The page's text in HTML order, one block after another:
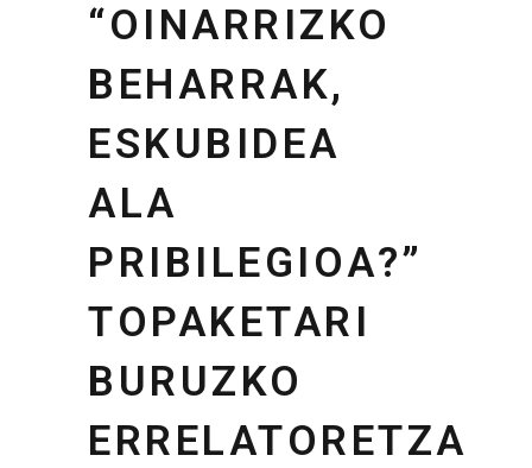
“OINARRIZKO
BEHARRAK,
ESKUBIDEA
ALA
PRIBILEGIOA?”
TOPAKETARI
BURUZKO
ERRELATORETZA